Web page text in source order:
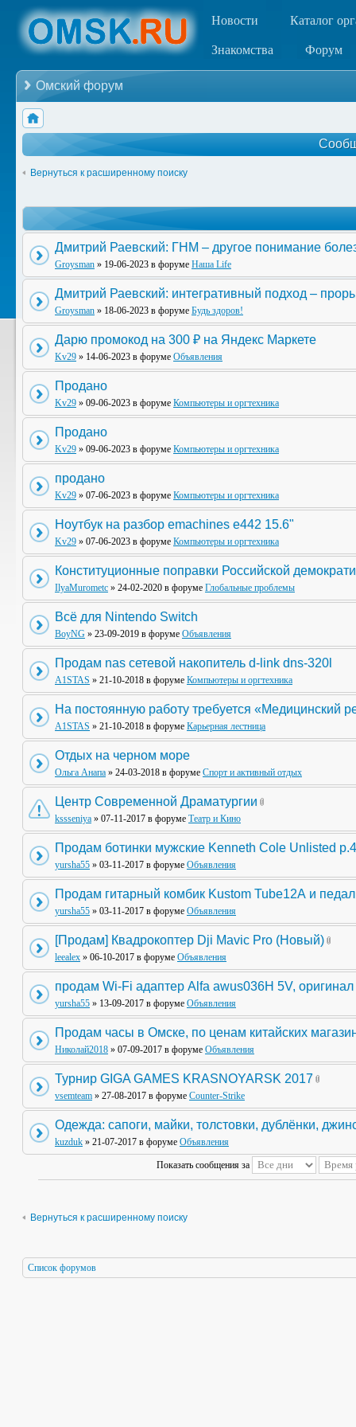
Новости Каталог
Знакомства Форум
Омский форум
Вернуться к расширенному поиску
Дмитрий Раевский: ГНМ – другое понимание
Groysman » 19-06-2023 в форуме Наша Life
Дмитрий Раевский: интегративный подход –
Groysman » 18-06-2023 в форуме Будь здоров!
Дарю промокод на 300 ₽ на Яндекс Маркете
Kv29 » 14-06-2023 в форуме Объявления
Продано
Kv29 » 09-06-2023 в форуме Компьютеры и оргтехника
Продано
Kv29 » 09-06-2023 в форуме Компьютеры и оргтехника
продано
Kv29 » 07-06-2023 в форуме Компьютеры и оргтехника
Ноутбук на разбор emachines e442 15.6"
Kv29 » 07-06-2023 в форуме Компьютеры и оргтехника
Конституционные поправки Российской
IlyaMurometc » 24-02-2020 в форуме Глобальные проблемы
Всё для Nintendo Switch
BoyNG » 23-09-2019 в форуме Объявления
Продам nas сетевой накопитель d-link dns-320l
A1STAS » 21-10-2018 в форуме Компьютеры и оргтехника
На постоянную работу требуется «Медицинский
A1STAS » 21-10-2018 в форуме Карьерная лестница
Отдых на черном море
Ольга Анапа » 24-03-2018 в форуме Спорт и активный отдых
Центр Современной Драматургии
kssseniya » 07-11-2017 в форуме Театр и Кино
Продам ботинки мужские Kenneth Cole Unlisted
yursha55 » 03-11-2017 в форуме Объявления
Продам гитарный комбик Kustom Tube12А и
yursha55 » 03-11-2017 в форуме Объявления
[Продам] Квадрокоптер Dji Mavic Pro (Новый)
leealex » 06-10-2017 в форуме Объявления
продам Wi-Fi адаптер Alfa awus036H 5V, оригинал
yursha55 » 13-09-2017 в форуме Объявления
Продам часы в Омске, по ценам китайских
Николай2018 » 07-09-2017 в форуме Объявления
Турнир GIGA GAMES KRASNOYARSK 2017
vsemteam » 27-08-2017 в форуме Counter-Strike
Одежда: сапоги, майки, толстовки, дублёнки,
kuzduk » 21-07-2017 в форуме Объявления
Показать сообщения за
Вернуться к расширенному поиску
Список форумов